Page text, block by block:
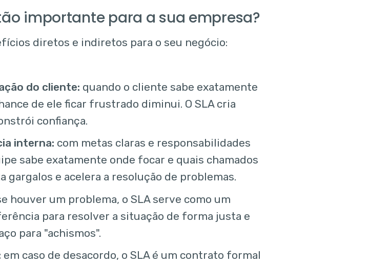
importante para a sua empresa?
diretos e indiretos para o seu negócio:
do cliente: quando o cliente sabe exatamente
de ele ficar frustrado diminui. O SLA cria
confiança.
interna: com metas claras e responsabilidades
sabe exatamente onde focar e quais chamados
gargalos e acelera a resolução de problemas.
houver um problema, o SLA serve como um
para resolver a situação de forma justa e
para "achismos".
em caso de desacordo, o SLA é um contrato formal